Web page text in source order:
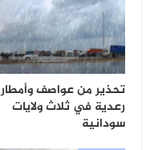
تحذير من عواصف وأمطار
رعدية في ثلاث ولايات
سودانية